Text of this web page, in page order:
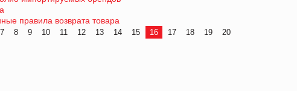
правила возврата товара
7 8 9 10 11 12 13 14 15 16 17 18 19 20